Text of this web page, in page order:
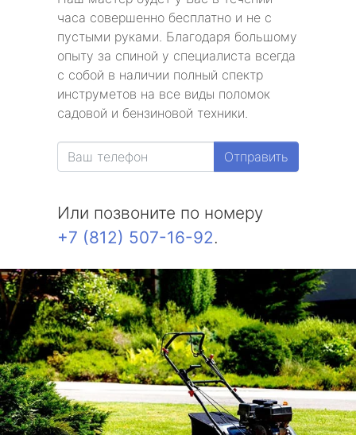
часа совершенно бесплатно и не с
пустыми руками. Благодаря большому
опыту за спиной у специалиста всегда
с собой в наличии полный спектр
инструметов на все виды поломок
садовой и бензиновой техники.
Отправить
Или позвоните по номеру
+7 (812) 507-16-92.